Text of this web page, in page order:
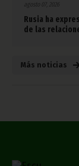
agosto 07, 2026
Rusia ha
de las
Más noticias